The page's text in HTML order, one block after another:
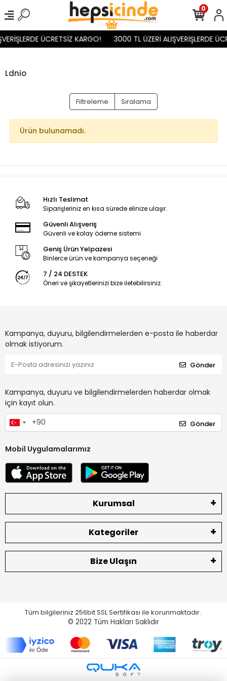
ÜCRETSİZ KARGO! 3000 TL ÜZERİ ALIŞVERİŞLERDE
0
Ldnio
Filtreleme Sıralama
Ürün bulunamadı.
Hızlı Teslimat
Siparişleriniz en kısa sürede elinize ulaşır.
Güvenli Alışveriş
Güvenli ve kolay ödeme sistemi
Geniş Ürün Yelpazesi
Binlerce ürün ve kampanya seçeneği
7 / 24 DESTEK
Öneri ve şikayetlerinizi bize iletebilirsiniz.
Kampanya, duyuru, bilgilendirmelerden e-posta ile haberdar
olmak istiyorum.
Gönder
Kampanya, duyuru ve bilgilendirmelerden haberdar olmak
için kayıt olun.
Gönder
Mobil Uygulamalarımız
Kurumsal
Kategoriler
Bize Ulaşın
Tüm bilgileriniz 256bit SSL Sertifikası ile korunmaktadır.
© 2022 Tüm Hakları Saklıdır